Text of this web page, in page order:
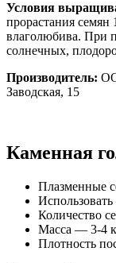
Условия
прорастания семян
влаголюбива. При
солнечных,
Производитель:
Заводская, 15
Каменная
Плазменные
Количество
Масса — 3-4
Плотность